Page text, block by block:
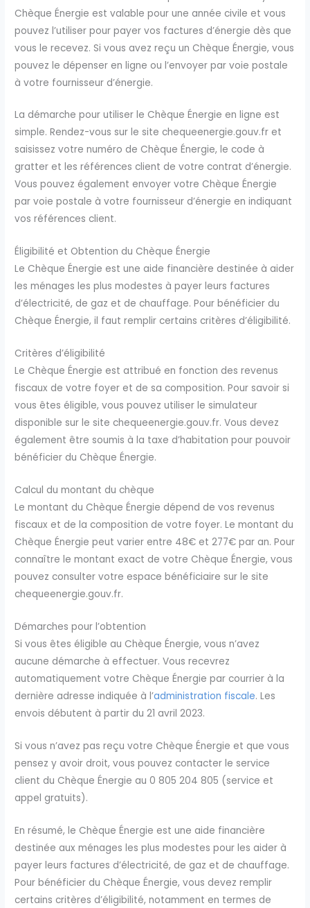
Chèque Énergie est valable pour une année civile et vous
pouvez l’utiliser pour payer vos factures d’énergie dès que
vous le recevez. Si vous avez reçu un Chèque Énergie, vous
pouvez le dépenser en ligne ou l’envoyer par voie postale
à votre fournisseur d’énergie.
La démarche pour utiliser le Chèque Énergie en ligne est
simple. Rendez-vous sur le site chequeenergie.gouv.fr et
saisissez votre numéro de Chèque Énergie, le code à
gratter et les références client de votre contrat d’énergie.
Vous pouvez également envoyer votre Chèque Énergie
par voie postale à votre fournisseur d’énergie en indiquant
vos références client.
Éligibilité et Obtention du Chèque Énergie
Le Chèque Énergie est une aide financière destinée à aider
les ménages les plus modestes à payer leurs factures
d’électricité, de gaz et de chauffage. Pour bénéficier du
Chèque Énergie, il faut remplir certains critères d’éligibilité.
Critères d’éligibilité
Le Chèque Énergie est attribué en fonction des revenus
fiscaux de votre foyer et de sa composition. Pour savoir si
vous êtes éligible, vous pouvez utiliser le simulateur
disponible sur le site chequeenergie.gouv.fr. Vous devez
également être soumis à la taxe d’habitation pour pouvoir
bénéficier du Chèque Énergie.
Calcul du montant du chèque
Le montant du Chèque Énergie dépend de vos revenus
fiscaux et de la composition de votre foyer. Le montant du
Chèque Énergie peut varier entre 48€ et 277€ par an. Pour
connaître le montant exact de votre Chèque Énergie, vous
pouvez consulter votre espace bénéficiaire sur le site
chequeenergie.gouv.fr.
Démarches pour l’obtention
Si vous êtes éligible au Chèque Énergie, vous n’avez
aucune démarche à effectuer. Vous recevrez
automatiquement votre Chèque Énergie par courrier à la
dernière adresse indiquée à l’administration fiscale. Les
envois débutent à partir du 21 avril 2023.
Si vous n’avez pas reçu votre Chèque Énergie et que vous
pensez y avoir droit, vous pouvez contacter le service
client du Chèque Énergie au 0 805 204 805 (service et
appel gratuits).
En résumé, le Chèque Énergie est une aide financière
destinée aux ménages les plus modestes pour les aider à
payer leurs factures d’électricité, de gaz et de chauffage.
Pour bénéficier du Chèque Énergie, vous devez remplir
certains critères d’éligibilité, notamment en termes de